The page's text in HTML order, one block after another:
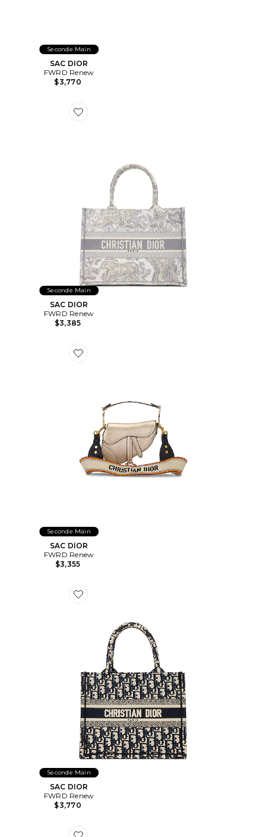
Seconde Main
SAC DIOR
FWRD Renew
$3,770
Favorite SAC DIOR
Seconde Main
SAC DIOR
FWRD Renew
$3,385
Favorite SAC DIOR
Seconde Main
SAC DIOR
FWRD Renew
$3,355
Favorite SAC DIOR
Seconde Main
SAC DIOR
FWRD Renew
$3,770